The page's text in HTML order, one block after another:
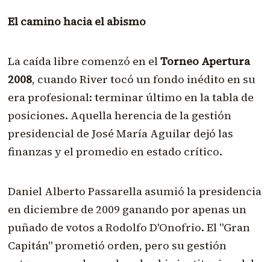
El camino hacia el abismo
La caída libre comenzó en elTorneo Apertura
2008, cuando River tocó un fondo inédito en su
era profesional: terminar último en la tabla de
posiciones. Aquella herencia de la gestión
presidencial de José María Aguilar dejó las
finanzas y el promedio en estado crítico.
Daniel Alberto Passarella asumió la presidencia
en diciembre de 2009 ganando por apenas un
puñado de votos a Rodolfo D'Onofrio. El "Gran
Capitán" prometió orden, pero su gestión